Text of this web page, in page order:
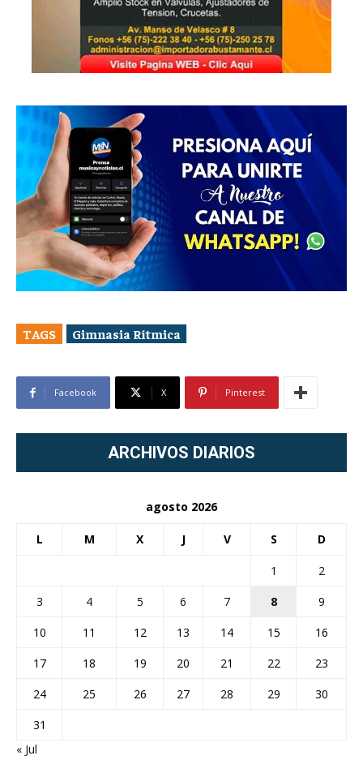
TAGS Gimnasia Rítmica
Facebook X Pinterest
ARCHIVOS DIARIOS
agosto 2026
L M X J V S D
1
2
3
4 5 6 7 8
9
10
11 12 13 14 15
16
17
18 19 20 21 22
23
24
25 26 27 28 29
30
31
« Jul